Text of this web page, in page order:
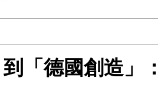
「德國創造」